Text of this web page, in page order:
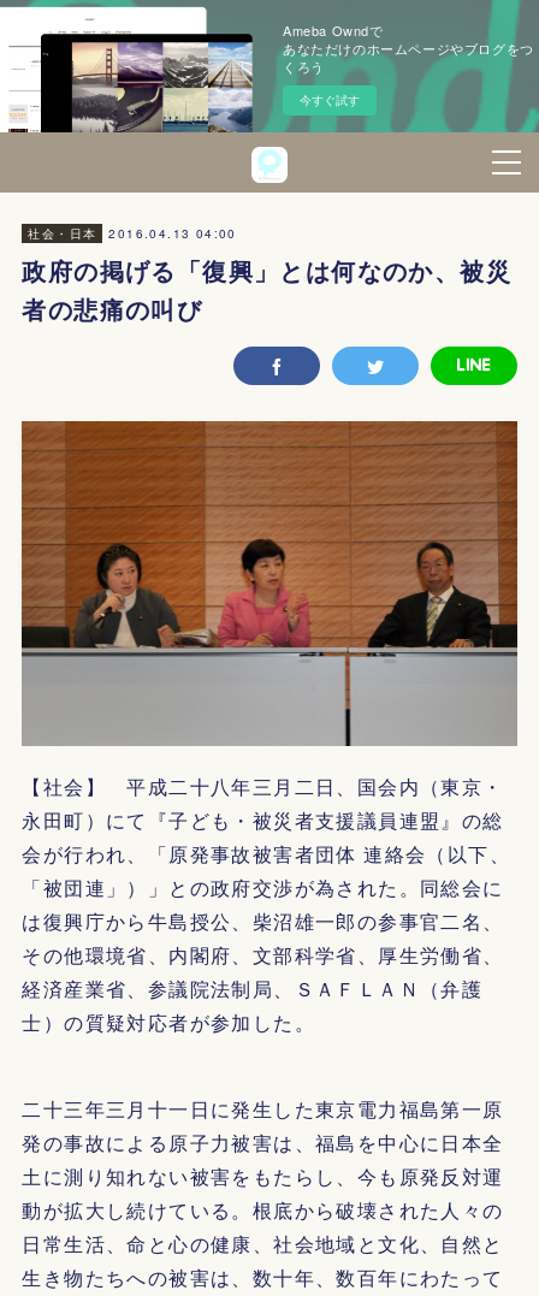
Ameba Owndで
あなただけのホームページやブログをつ
くろう
今すぐ試す
社会・日本 2016.04.13 04:00
政府の掲げる「復興」とは何なのか、被災
者の悲痛の叫び
【社会】 平成二十八年三月二日、国会内（東京・
永田町）にて『子ども・被災者支援議員連盟』の総
会が行われ、「原発事故被害者団体 連絡会（以下、
「被団連」）」との政府交渉が為された。同総会に
は復興庁から牛島授公、柴沼雄一郎の参事官二名、
その他環境省、内閣府、文部科学省、厚生労働省、
経済産業省、参議院法制局、ＳＡＦＬＡＮ（弁護
士）の質疑対応者が参加した。
二十三年三月十一日に発生した東京電力福島第一原
発の事故による原子力被害は、福島を中心に日本全
土に測り知れない被害をもたらし、今も原発反対運
動が拡大し続けている。根底から破壊された人々の
日常生活、命と心の健康、社会地域と文化、自然と
生き物たちへの被害は、数十年、数百年にわたって